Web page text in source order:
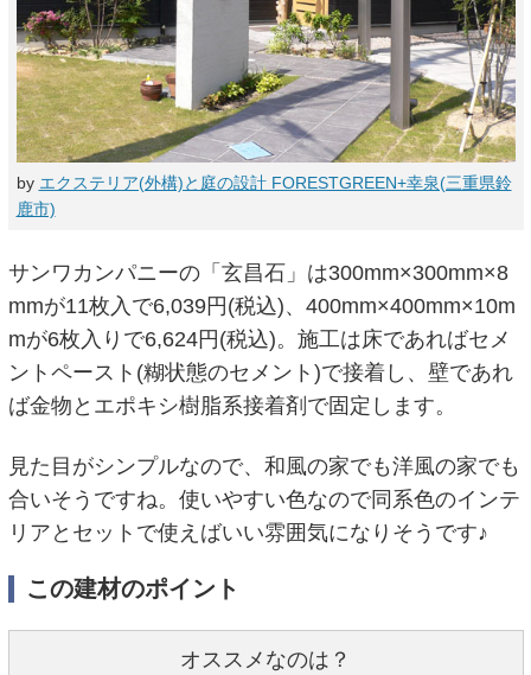
by エクステリア(外構)と庭の設計 FORESTGREEN+幸泉(三重県鈴
鹿市)
サンワカンパニーの「玄昌石」は300mm×300mm×8
mmが11枚入で6,039円(税込)、400mm×400mm×10m
mが6枚入りで6,624円(税込)。施工は床であればセメ
ントペースト(糊状態のセメント)で接着し、壁であれ
ば金物とエポキシ樹脂系接着剤で固定します。
見た目がシンプルなので、和風の家でも洋風の家でも
合いそうですね。使いやすい色なので同系色のインテ
リアとセットで使えばいい雰囲気になりそうです♪
この建材のポイント
オススメなのは？